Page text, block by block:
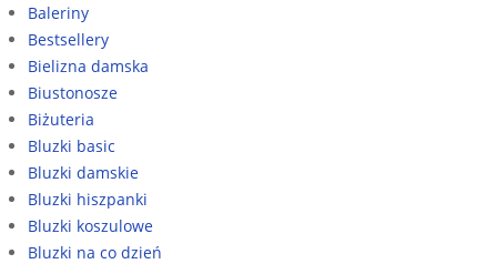
Baleriny
Bestsellery
Bielizna damska
Biustonosze
Biżuteria
Bluzki basic
Bluzki damskie
Bluzki hiszpanki
Bluzki koszulowe
Bluzki na co dzień